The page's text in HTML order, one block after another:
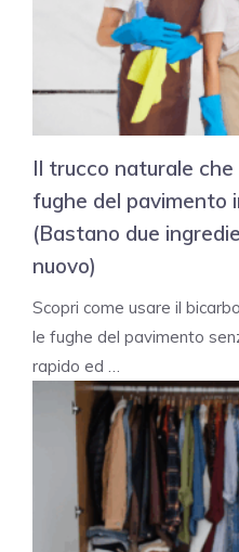
Il trucco naturale
fughe del pavimento
(Bastano due
nuovo)
Scopri come usare il
le fughe del pavimento
rapido ed …